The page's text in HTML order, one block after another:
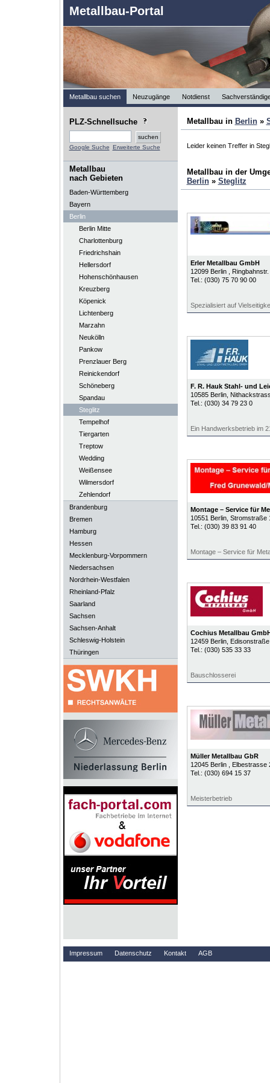
Metallbau-Portal
Metallbau suchen Neuzugänge Notdienst
PLZ-Schnellsuche
Google Suche Erweiterte Suche
Metallbau
nach Gebieten
Baden-Württemberg
Bayern
Berlin
Berlin Mitte
Charlottenburg
Friedrichshain
Hellersdorf
Hohenschönhausen
Kreuzberg
Köpenick
Lichtenberg
Marzahn
Neukölln
Pankow
Prenzlauer Berg
Reinickendorf
Schöneberg
Spandau
Steglitz
Tempelhof
Tiergarten
Treptow
Wedding
Weißensee
Wilmersdorf
Zehlendorf
Brandenburg
Bremen
Hamburg
Hessen
Mecklenburg-Vorpommern
Niedersachsen
Nordrhein-Westfalen
Rheinland-Pfalz
Saarland
Sachsen
Sachsen-Anhalt
Schleswig-Holstein
Thüringen
Metallbau in Berlin»
Leider keinen Treffer in
Metallbau in der
Berlin» Steglitz
Erler Metallbau GmbH
12099 Berlin
,
Tel.: (030) 75 70 90 00
Spezialisiert auf
F. R. Hauk Stahl- und
10585 Berlin,
Tel.: (030) 34 79 23 0
Ein Handwerksbetrieb im
Montage – Service für
10551 Berlin, Stromstraße
Tel.: (030) 39 83 91 40
Montage – Service für
Cochius Metallbau
12459 Berlin, Edisonstraße
Tel.: (030) 535 33 33
Bauschlosserei
Müller Metallbau GbR
12045 Berlin
, Elbestrasse
Tel.: (030) 694 15 37
Meisterbetrieb
Impressum Datenschutz Kontakt AGB